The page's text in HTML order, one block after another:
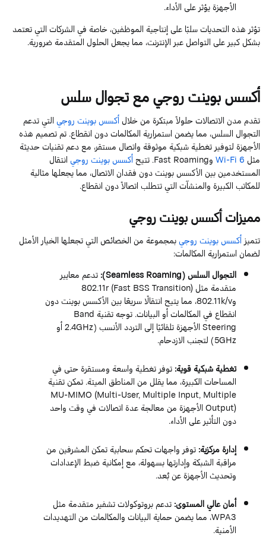
الأجهزة يؤثر على الأداء.
تؤثر هذه التحديات سلبًا على إنتاجية الموظفين، خاصة في الشركات التي تعتمد
بشكل كبير على التواصل عبر الإنترنت، مما يجعل الحلول المتقدمة ضرورية.
أكسس بوينت روجي مع تجوال سلس
تقدم مدن الاتصالات حلولاً مبتكرة من خلالأكسس بوينت روجيالتي تدعم
التجوال السلس، مما يضمن استمرارية المكالمات دون انقطاع. تم تصميم هذه
الأجهزة لتوفير تغطية شبكية موثوقة واتصال مستقر، مع دعم تقنيات حديثة
مثل وFast Roaming. تتيح أكسس بوينت روجيانتقال
المستخدمين بين الأكسس بوينت دون فقدان الاتصال، مما يجعلها مثالية
للمكاتب الكبيرة والمنشآت التي تتطلب اتصالاً دون انقطاع.
مميزات أكسس بوينت روجي
تتميزأكسس بوينت روجيبمجموعة من الخصائص التي تجعلها الخيار الأمثل
لضمان استمرارية المكالمات:
التجوال السلس (Seamless Roaming):
تدعم معايير
متقدمة مثل 802.11r (Fast BSS Transition)
و802.11k/v، مما يتيح انتقالًا سريعًا بين الأكسس بوينت دون
انقطاع في المكالمات أو البيانات. توجه تقنية Band
Steering الأجهزة تلقائيًا إلى التردد الأنسب (2.4GHz أو
5GHz) لتجنب الازدحام.
تغطية شبكية قوية:توفر تغطية واسعة ومستقرة حتى في
المساحات الكبيرة، مما يقلل من المناطق الميتة. تمكن تقنية
MU-MIMO (Multi-User, Multiple Input, Multiple
Output) الأجهزة من معالجة عدة اتصالات في وقت واحد
دون التأثير على الأداء.
إدارة مركزية:توفر واجهات تحكم سحابية تمكن المشرفين من
مراقبة الشبكة وإدارتها بسهولة، مع إمكانية ضبط الإعدادات
وتحديث الأجهزة عن بُعد.
أمان عالي المستوى:تدعم بروتوكولات تشفير متقدمة مثل
WPA3، مما يضمن حماية البيانات والمكالمات من التهديدات
الأمنية.